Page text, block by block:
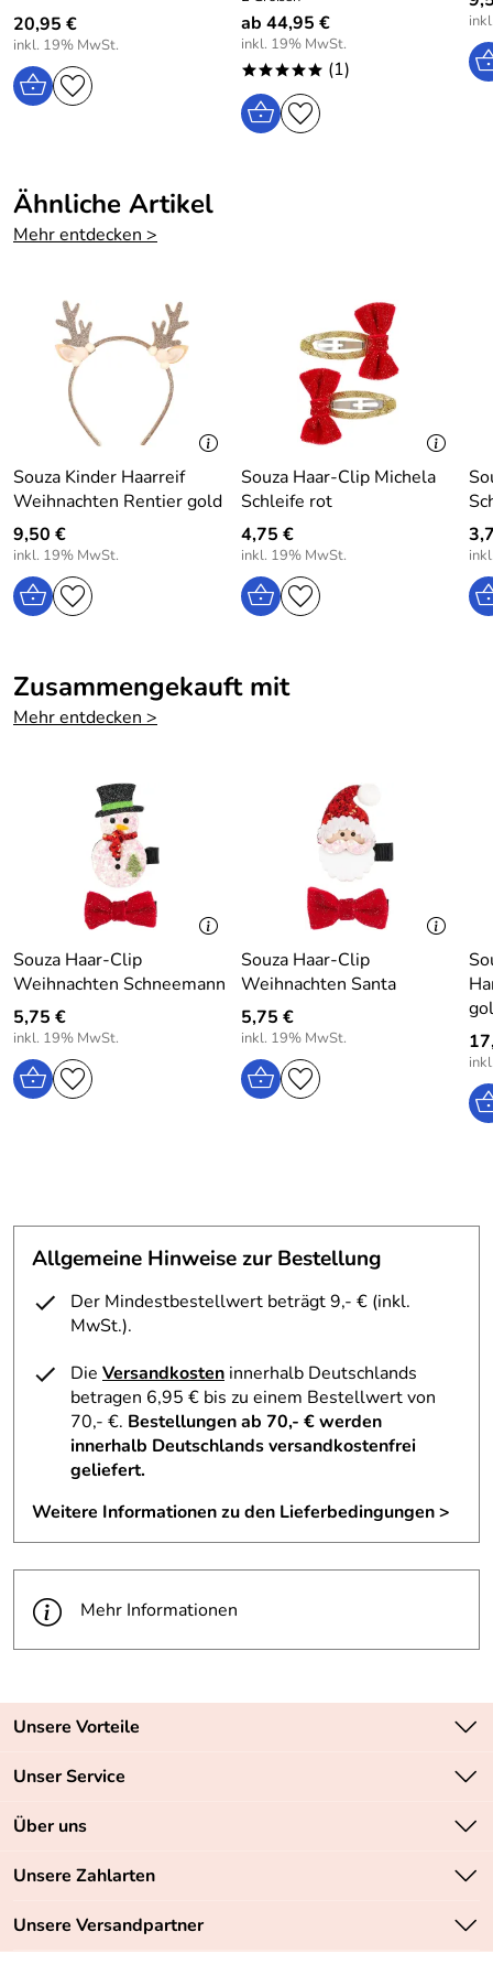
20,95 €
inkl. 19% MwSt.
ab 44,95 €
inkl. 19% MwSt.
***** (1)
Ähnliche Artikel
Mehr entdecken >
Souza Kinder Haarreif
Weihnachten Rentier gold
9,50 €
inkl. 19% MwSt.
Souza Haar-Clip Michela
Schleife rot
4,75 €
inkl. 19% MwSt.
Zusammengekauft mit
Mehr entdecken >
Souza Haar-Clip
Weihnachten Schneemann
5,75 €
inkl. 19% MwSt.
Souza Haar-Clip
Weihnachten Santa
5,75 €
inkl. 19% MwSt.
Allgemeine Hinweise zur Bestellung
Der Mindestbestellwert beträgt 9,- € (inkl.
MwSt.).
Die Versandkosten innerhalb Deutschlands
betragen 6,95 € bis zu einem Bestellwert von
70,- €. Bestellungen ab 70,- € werden
innerhalb Deutschlands versandkostenfrei
geliefert.
Weitere Informationen zu den Lieferbedingungen >
Mehr Informationen
Unsere Vorteile
Zahlungsarten: Vorkasse, PayPal, PayPal Express
Unser Service
Kontakt
Retourenabwicklung
Lieferbedingungen
Über uns
Unsere Bestseller
Neu
Unsere Zahlarten
Unsere Versandpartner